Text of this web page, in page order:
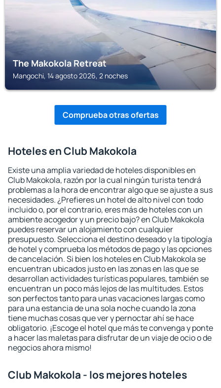
The Makokola Retreat
Mangochi, 14 agosto 2026, 2 noches
Comprueba otras ofertas
Hoteles en Club Makokola
Existe una amplia variedad de hoteles disponibles en
Club Makokola, razón por la cual ningún turista tendrá
problemas a la hora de encontrar algo que se ajuste a sus
necesidades. ¿Prefieres un hotel de alto nivel con todo
incluido o, por el contrario, eres más de hoteles con un
ambiente acogedor y un precio bajo? en Club Makokola
puedes reservar un alojamiento con cualquier
presupuesto. Selecciona el destino deseado y la tipología
de hotel y comprueba los métodos de pago y las opciones
de cancelación. Si bien los hoteles en Club Makokola se
encuentran ubicados justo en las zonas en las que se
desarrollan actividades turísticas populares, también se
encuentran un poco más lejos de las multitudes. Estos
son perfectos tanto para unas vacaciones largas como
para una estancia de una sola noche cuando la zona
tiene muchas cosas que ver y pernoctar ahí se hace
obligatorio. ¡Escoge el hotel que más te convenga y ponte
a hacer las maletas para disfrutar de un viaje de ocio o de
negocios ahora mismo!
Club Makokola - los mejores hoteles